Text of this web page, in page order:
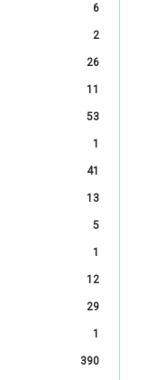
6
2
26
11
53
1
41
13
5
1
12
29
1
390